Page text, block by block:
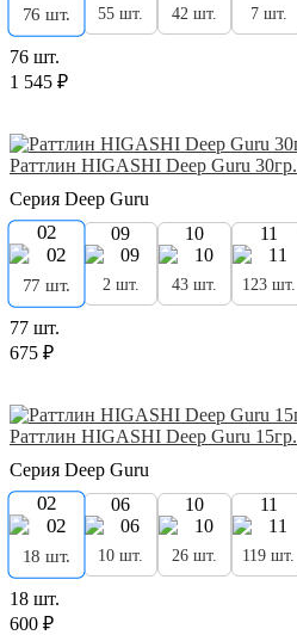
76 шт. 55 шт. 42 шт. 7 шт.
76 шт.
1 545 ₽
Раттлин HIGASHI Deep Guru 30гр.
Серия Deep Guru
02
77 шт.
09
2 шт.
10
43 шт.
11
123 шт.
77 шт.
675 ₽
Раттлин HIGASHI Deep Guru 15гр.
Серия Deep Guru
02
18 шт.
06
10 шт.
10
26 шт.
11
119 шт.
18 шт.
600 ₽